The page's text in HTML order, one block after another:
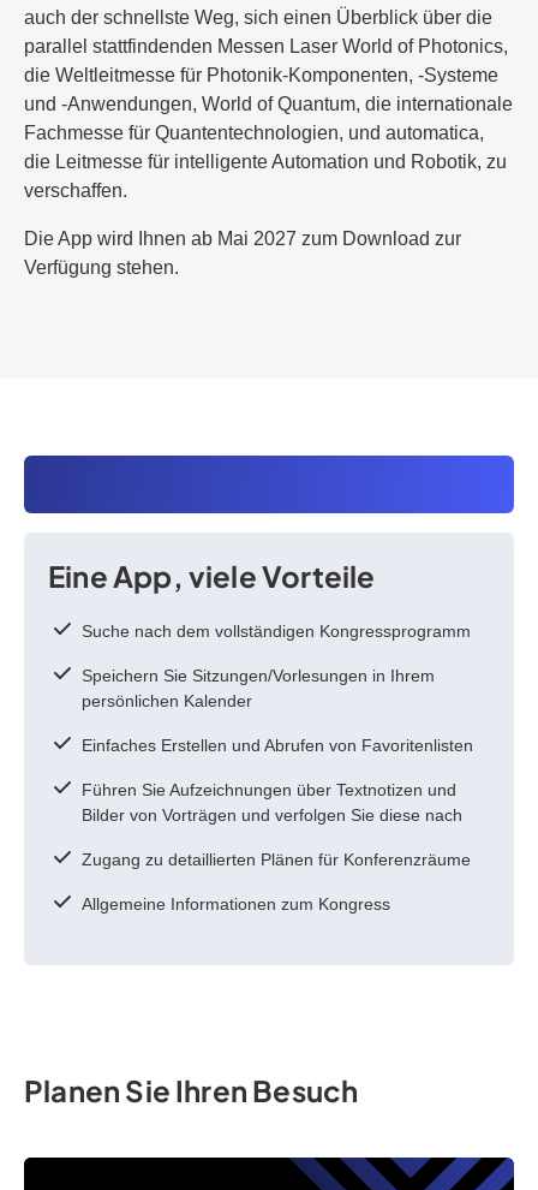
auch der schnellste Weg, sich einen Überblick über die
parallel stattfindenden Messen Laser World of Photonics,
die Weltleitmesse für Photonik-Komponenten, -Systeme
und -Anwendungen, World of Quantum, die internationale
Fachmesse für Quantentechnologien, und automatica,
die Leitmesse für intelligente Automation und Robotik, zu
verschaffen.
Die App wird Ihnen ab Mai 2027 zum Download zur
Verfügung stehen.
Eine App, viele Vorteile
Suche nach dem vollständigen Kongressprogramm
Speichern Sie Sitzungen/Vorlesungen in Ihrem
persönlichen Kalender
Einfaches Erstellen und Abrufen von Favoritenlisten
Führen Sie Aufzeichnungen über Textnotizen und
Bilder von Vorträgen und verfolgen Sie diese nach
Zugang zu detaillierten Plänen für Konferenzräume
Allgemeine Informationen zum Kongress
Planen Sie Ihren Besuch
Informationen zu Anreise und Veranstaltungsort